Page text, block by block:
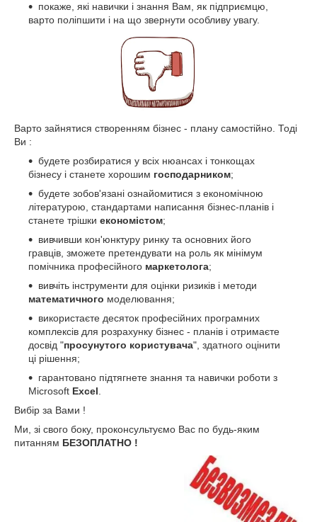
покаже, які навички і знання Вам, як підприємцю,
варто поліпшити і на що звернути особливу увагу.
Варто зайнятися створенням бізнес - плану самостійно. Тоді
Ви :
будете розбиратися у всіх нюансах і тонкощах
бізнесу і станете хорошим господарником;
будете зобов'язані ознайомитися з економічною
літературою, стандартами написання бізнес-планів і
станете трішки економістом;
вивчивши кон'юнктуру ринку та основних його
гравців, зможете претендувати на роль як мінімум
помічника професійного маркетолога;
вивчіть інструменти для оцінки ризиків і методи
математичного моделювання;
використаєте десяток професійних програмних
комплексів для розрахунку бізнес - планів і отримаєте
досвід "просунутого користувача", здатного оцінити
ці рішення;
гарантовано підтягнете знання та навички роботи з
Microsoft Excel
Вибір за Вами !
Ми, зі свого боку, проконсультуємо Вас по будь-яким
питанням БЕЗОПЛАТНО !